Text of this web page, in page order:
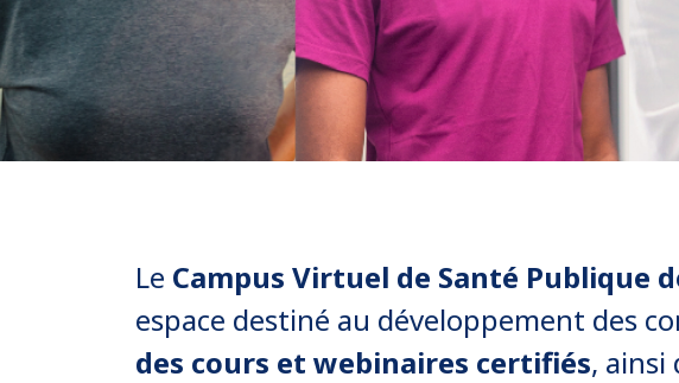
En Savoir Plus
Le Campus Virtuel de Santé Publique
espace destiné au développement des
des cours et webinaires certifiés, ainsi